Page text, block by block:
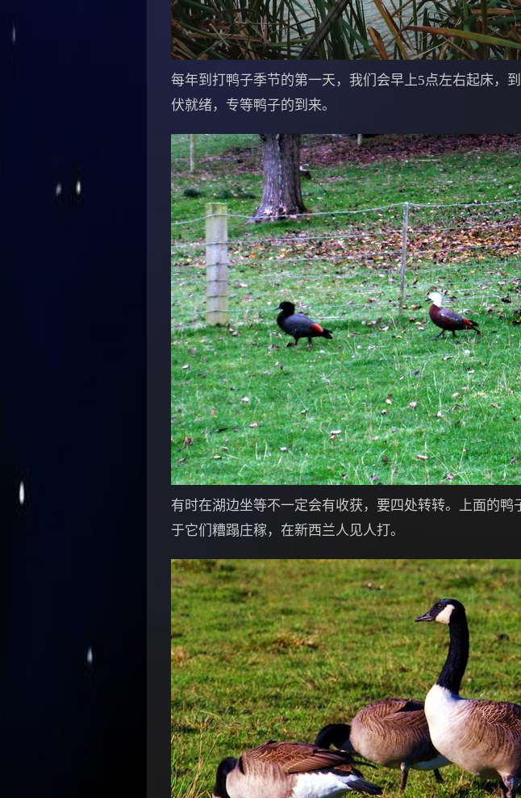
每年到打鸭子季节的第一天，我们会早上5点左右起床，
伏就绪，专等鸭子的到来。
有时在湖边坐等不一定会有收获，要四处转转。上面的鸭
于它们糟蹋庄稼，在新西兰人见人打。